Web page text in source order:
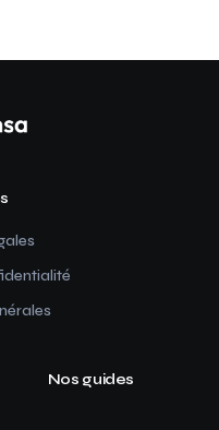
Nos guides